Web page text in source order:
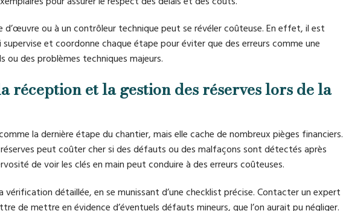
d’œuvre ou à un contrôleur technique peut se révéler coûteuse. En effet, il est
et coordonne chaque étape pour éviter que des erreurs comme une
des problèmes techniques majeurs.
réception et la gestion des réserves lors de la
la dernière étape du chantier, mais elle cache de nombreux pièges financiers.
peut coûter cher si des défauts ou des malfaçons sont détectés après
de voir les clés en main peut conduire à des erreurs coûteuses.
vérification détaillée, en se munissant d’une checklist précise. Contacter un expert
de mettre en évidence d’éventuels défauts mineurs, que l’on aurait pu négliger.